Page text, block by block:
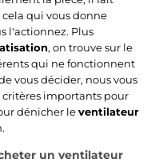
qui vous donne
l'actionnez. Plus
, on trouve sur le
qui ne fonctionnent
vous décider, nous vous
importants pour
dénicher leventilateur
un ventilateur